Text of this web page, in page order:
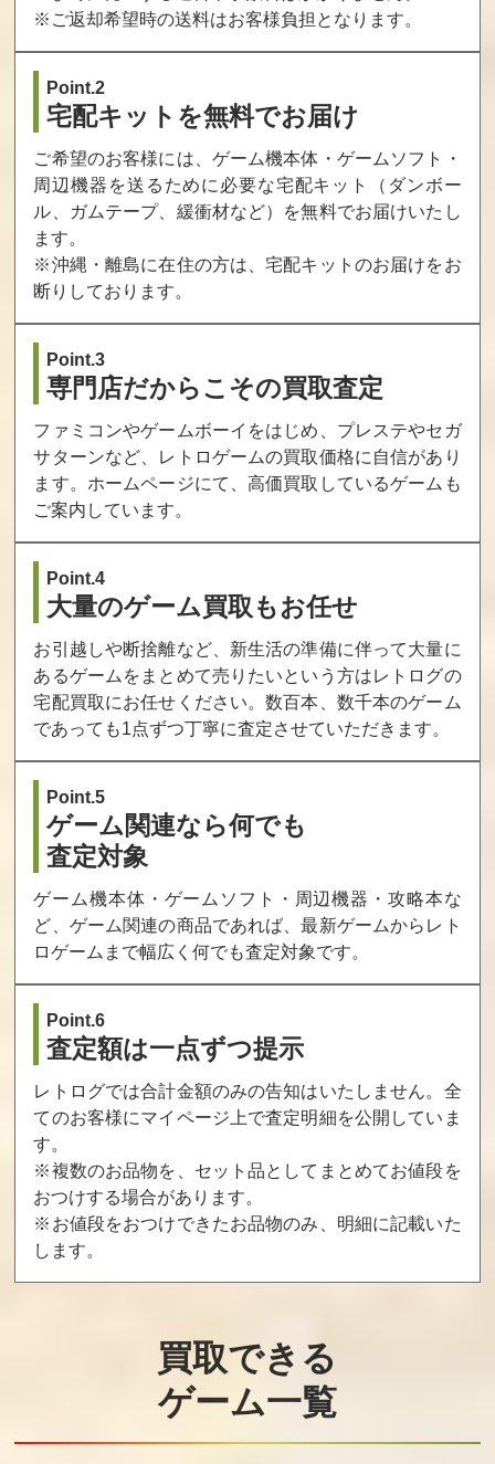
※ご返却希望時の送料はお客様負担となります。
Point.2
宅配キットを無料でお届け
ご希望のお客様には、ゲーム機本体・ゲームソフト・
周辺機器を送るために必要な宅配キット（ダンボー
ル、ガムテープ、緩衝材など）を無料でお届けいたし
ます。
※沖縄・離島に在住の方は、宅配キットのお届けをお
断りしております。
Point.3
専門店だからこその買取査定
ファミコンやゲームボーイをはじめ、プレステやセガ
サターンなど、レトロゲームの買取価格に自信があり
ます。ホームページにて、高価買取しているゲームも
ご案内しています。
Point.4
大量のゲーム買取もお任せ
お引越しや断捨離など、新生活の準備に伴って大量に
あるゲームをまとめて売りたいという方はレトログの
宅配買取にお任せください。数百本、数千本のゲーム
であっても1点ずつ丁寧に査定させていただきます。
Point.5
ゲーム関連なら何でも
査定対象
ゲーム機本体・ゲームソフト・周辺機器・攻略本な
ど、ゲーム関連の商品であれば、最新ゲームからレト
ロゲームまで幅広く何でも査定対象です。
Point.6
査定額は一点ずつ提示
レトログでは合計金額のみの告知はいたしません。全
てのお客様にマイページ上で査定明細を公開していま
す。
※複数のお品物を、セット品としてまとめてお値段を
おつけする場合があります。
※お値段をおつけできたお品物のみ、明細に記載いた
します。
買取できる
ゲーム一覧